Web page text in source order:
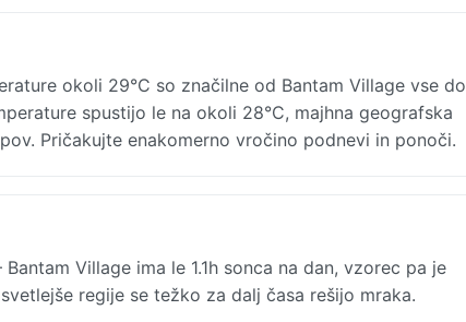
okoli 29°C so značilne od Bantam Village vse do
spustijo le na okoli 28°C, majhna geografska
Pričakujte enakomerno vročino podnevi in ponoči.
Village ima le 1.1h sonca na dan, vzorec pa je
regije se težko za dalj časa rešijo mraka.